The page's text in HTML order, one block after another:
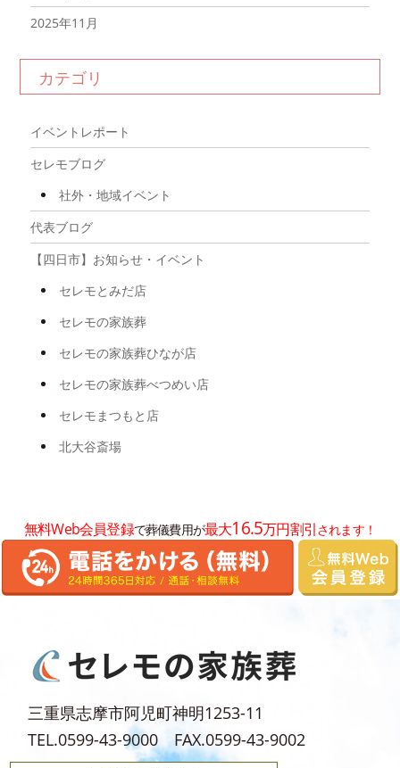
2025年11月
2025年10月
2025年9月
2025年7月
2025年5月
2025年4月
2024年12月
2024年11月
2024年8月
2024年5月
2024年3月
2024年2月
2023年12月
カテゴリ
イベントレポート
セレモブログ
社外・地域イベント
代表ブログ
【四日市】お知らせ・イベント
セレモとみだ店
セレモの家族葬
セレモの家族葬ひなが店
セレモの家族葬べつめい店
セレモまつもと店
北大谷斎場
無料Web会員登録で葬儀費用が最大16.5万円割引されます！
三重県志摩市阿児町神明1253-11
TEL.0599-43-9000 FAX.0599-43-9002